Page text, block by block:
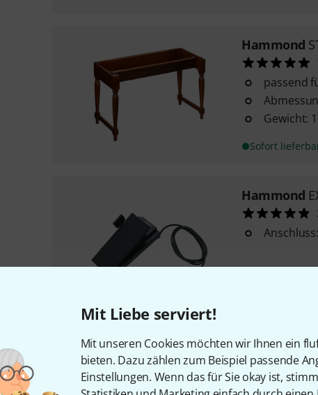
Mit Liebe serviert!
Mit unseren Cookies möchten wir Ihnen ein
bieten. Dazu zählen zum Beispiel passende
Einstellungen. Wenn das für Sie okay ist,
Hammond
passend
Gewicht:
Sofort
Hammond
Hammond
mit